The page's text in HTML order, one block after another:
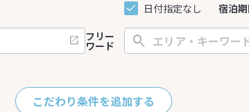
日付指定なし 宿泊
フリー
ワード
こだわり条件を追加する